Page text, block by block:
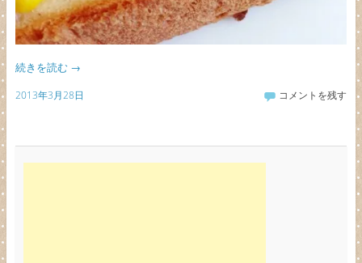
続きを読む →
2013年3月28日 コメントを残す